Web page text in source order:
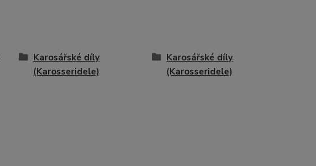
Karosářské díly
(Karosseridele)
Karosářské díly
(Karosseridele)